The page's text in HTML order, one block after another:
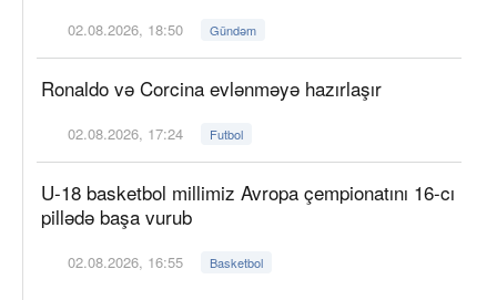
02.08.2026, 18:50 Gündəm
Ronaldo və Corcina evlənməyə hazırlaşır
02.08.2026, 17:24 Futbol
U-18 basketbol millimiz Avropa çempionatını 16-cı
pillədə başa vurub
02.08.2026, 16:55 Basketbol